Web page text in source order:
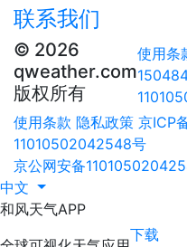
联系我们
© 2026
qweather.com
版权所有
使用条
使用条款 隐私政策 京ICP
11010502042548号
京公网安备
中文
和风天气APP
下载